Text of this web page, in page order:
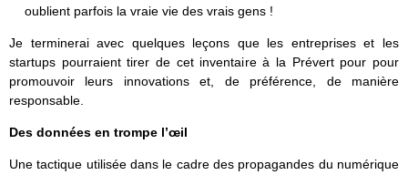
oublient parfois la vraie vie des vrais gens !
Je terminerai avec quelques leçons que les entreprises et les
startups pourraient tirer de cet inventaire à la Prévert pour pour
promouvoir leurs innovations et, de préférence, de manière
responsable.
Des données en trompe l’œil
Une tactique utilisée dans le cadre des propagandes du numérique